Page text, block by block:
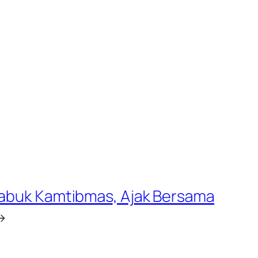
Kamtibmas, Ajak Bersama